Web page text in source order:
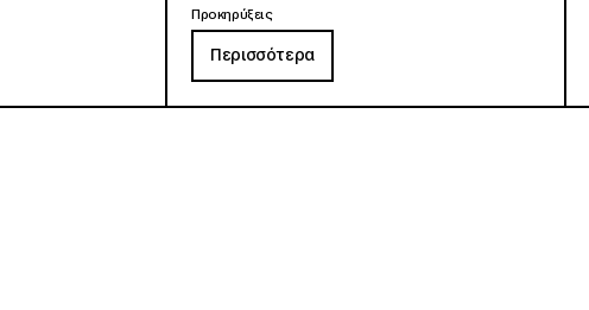
Προκηρύξεις
Περισσότερα